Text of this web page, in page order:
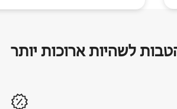
לשהיות ארוכות יותר